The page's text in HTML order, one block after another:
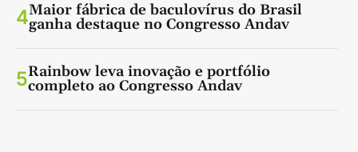
4Maior fábrica de baculovírus do Brasil
ganha destaque no Congresso Andav
5Rainbow leva inovação e portfólio
completo ao Congresso Andav